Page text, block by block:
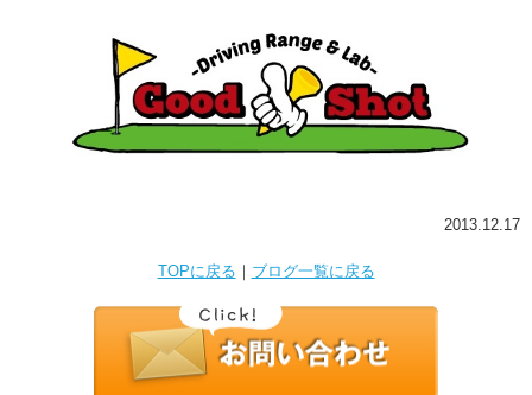
2013.12.17
TOPに戻る ｜ ブログ一覧に戻る